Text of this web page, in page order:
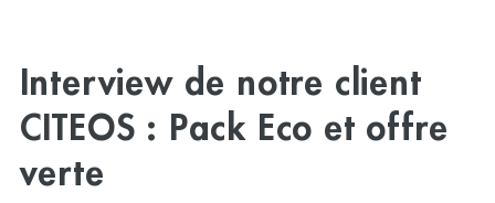
Interview de notre client
CITEOS : Pack Eco et offre
verte